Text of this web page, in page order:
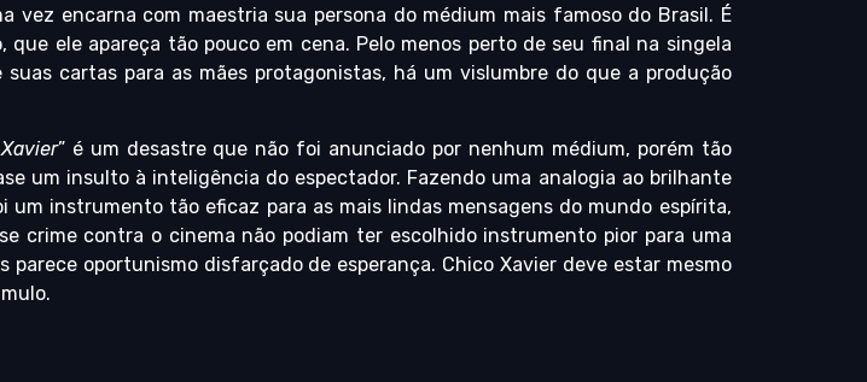
vez encarna com maestria sua persona do médium mais famoso do Brasil. É
que ele apareça tão pouco em cena. Pelo menos perto de seu final na singela
cartas para as mães protagonistas, há um vislumbre do que a produção
” é um desastre que não foi anunciado por nenhum médium, porém tão
um insulto à inteligência do espectador. Fazendo uma analogia ao brilhante
um instrumento tão eficaz para as mais lindas mensagens do mundo espírita,
crime contra o cinema não podiam ter escolhido instrumento pior para uma
parece oportunismo disfarçado de esperança. Chico Xavier deve estar mesmo